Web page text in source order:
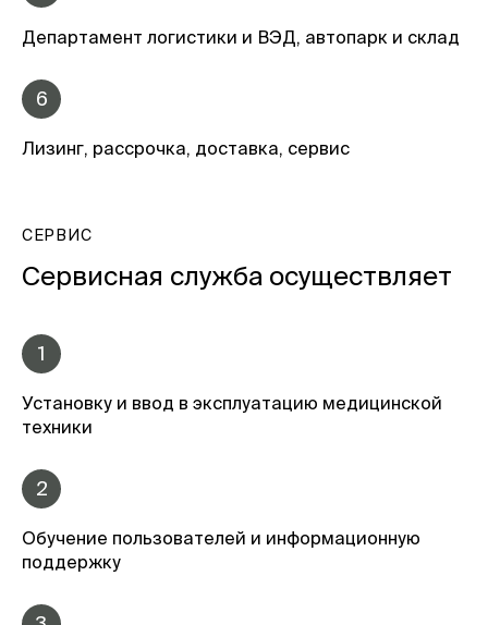
Департамент логистики и ВЭД, автопарк и склад
6
Лизинг, рассрочка, доставка, сервис
СЕРВИС
Сервисная служба осуществляет
1
Установку и ввод в эксплуатацию медицинской
техники
2
Обучение пользователей и информационную
поддержку